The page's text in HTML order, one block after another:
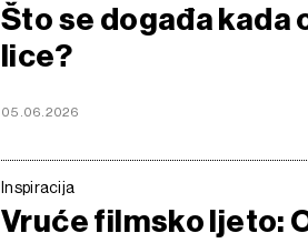
Što se događa
lice?
05.06.2026
Inspiracija
Vruće filmsko ljeto: